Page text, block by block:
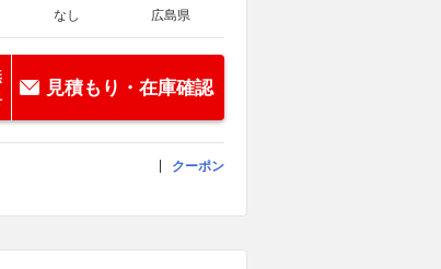
なし 広島県
見積もり・在庫確認
クーポン